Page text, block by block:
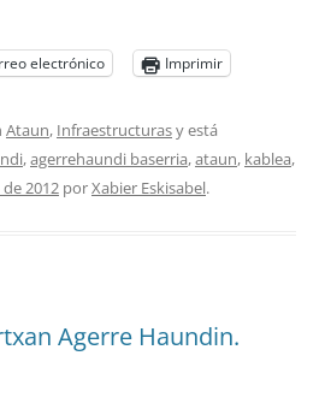
electrónico
Imprimir
Ataun, Infraestructurasy está
,agerrehaundi baserria,ataun, kablea,
2012 porXabier Eskisabel.
Agerre Haundin.